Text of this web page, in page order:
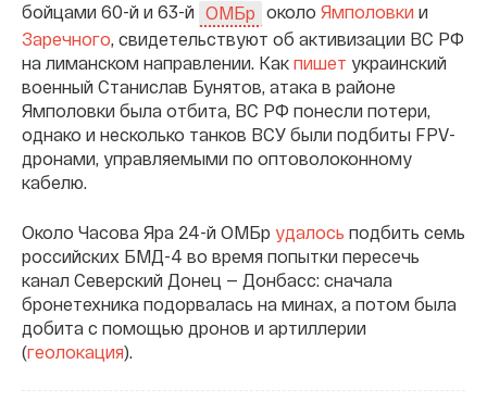
бойцами 60-й и 63-й ОМБр около Ямполовки и
Заречного, свидетельствуют об активизации ВС РФ
на лиманском направлении. Как пишет украинский
военный Станислав Бунятов, атака в районе
Ямполовки была отбита, ВС РФ понесли потери,
однако и несколько танков ВСУ были подбиты FPV-
дронами, управляемыми по оптоволоконному
кабелю.
Около Часова Яра 24-й ОМБр удалось подбить семь
российских БМД-4 во время попытки пересечь
канал Северский Донец — Донбасс: сначала
бронетехника подорвалась на минах, а потом была
добита с помощью дронов и артиллерии
(геолокация).